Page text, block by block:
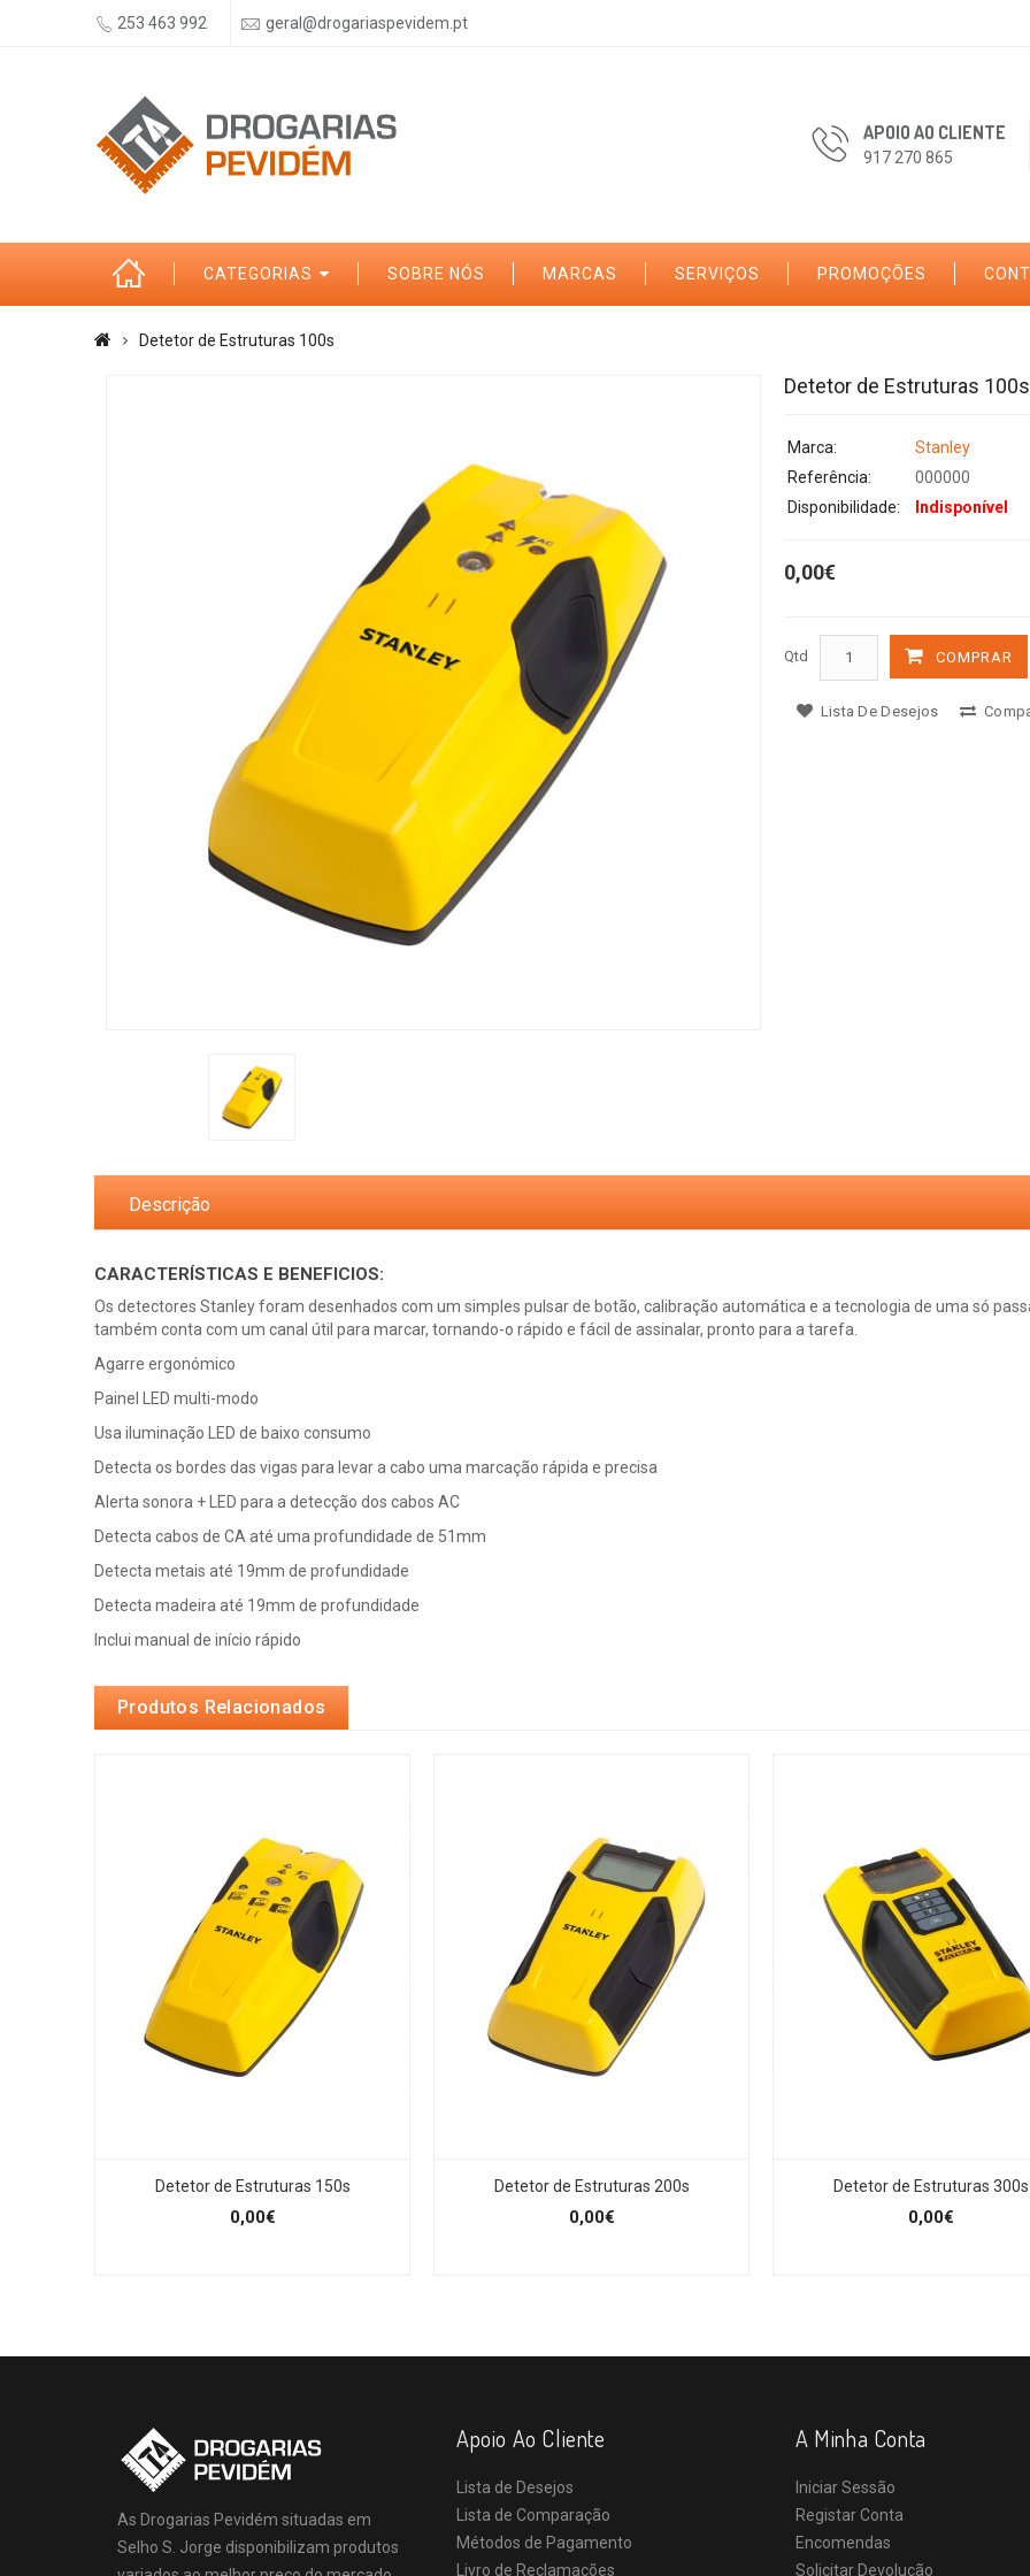
253 463 992 geral@drogariaspevidem.pt
APOIO AO CLIENTE
917 270 865
CATEGORIAS SOBRE NÓS MARCAS SERVIÇOS PROMOÇÕES
Detetor de Estruturas 100s
Detetor de Estruturas 100s
Marca:
Stanley
Referência:
000000
Disponibilidade:
Indisponível
0,00€
Qtd COMPRAR
Lista De Desejos
Descrição
CARACTERÍSTICAS E BENEFICIOS:
Os detectores Stanley foram desenhados com um simples pulsar de botão, calibração automática e a tecnologia de uma só
também conta com um canal útil para marcar, tornando-o rápido e fácil de assinalar, pronto para a tarefa.
Agarre ergonómico
Painel LED multi-modo
Usa iluminação LED de baixo consumo
Detecta os bordes das vigas para levar a cabo uma marcação rápida e precisa
Alerta sonora + LED para a detecção dos cabos AC
Detecta cabos de CA até uma profundidade de 51mm
Detecta metais até 19mm de profundidade
Detecta madeira até 19mm de profundidade
Inclui manual de início rápido
Produtos Relacionados
Detetor de Estruturas 150s
0,00€
Detetor de Estruturas 200s
0,00€
Detetor de Estruturas 300s
0,00€
As Drogarias Pevidém situadas em
Selho S. Jorge disponibilizam produtos
Apoio Ao Cliente
Lista de Desejos
Lista de Comparação
Métodos de Pagamento
Livro de Reclamações
A Minha Conta
Iniciar Sessão
Registar Conta
Encomendas
Solicitar Devolução